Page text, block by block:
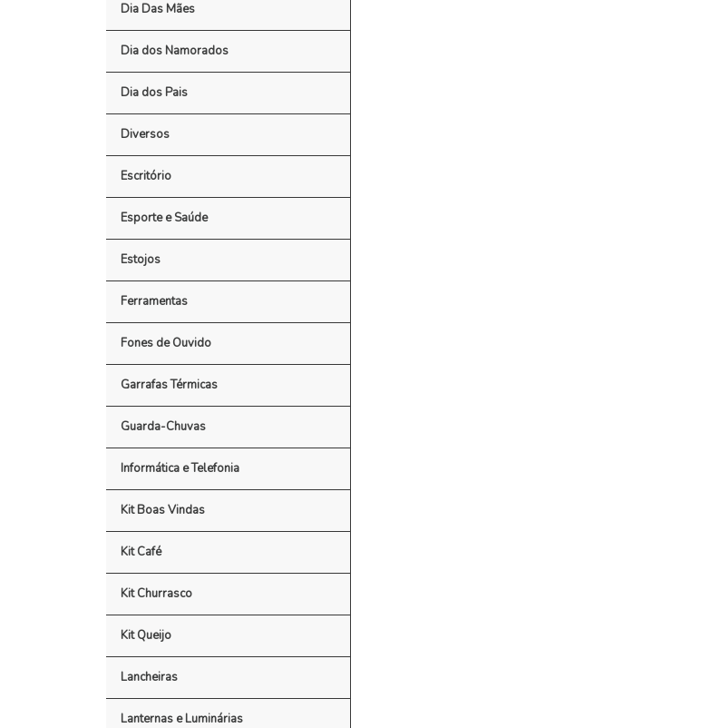
Dia Das Mães
Dia dos Namorados
Dia dos Pais
Diversos
Escritório
Esporte e Saúde
Estojos
Ferramentas
Fones de Ouvido
Garrafas Térmicas
Guarda-Chuvas
Informática e Telefonia
Kit Boas Vindas
Kit Café
Kit Churrasco
Kit Queijo
Lancheiras
Lanternas e Luminárias